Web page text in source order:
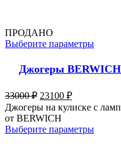
ПРОДАНО
Выберите параметры
Джогеры BERWICH
33000₽ 23100 ₽
Джогеры на кулиске с
от BERWICH
Выберите параметры